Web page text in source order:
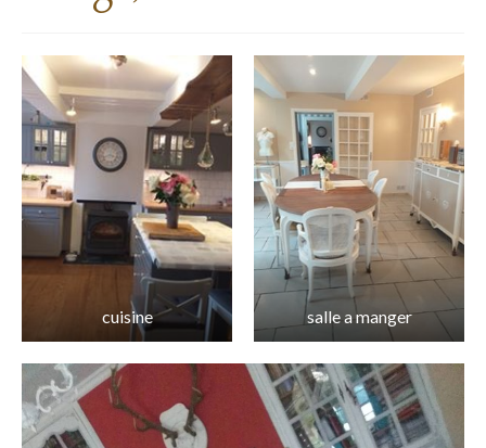
Chambre marie aux portes du parc naturel
Chambre parentale proche des célèbres
grottes du mas d’azil
Appartement 3*
Séjours sur mesure
Séjour en amoureux avec jacuzzi à une
heure de Toulouse;
Séjours en famille
Séjour entre amis en Ariège;
Soirée étape dans la vallée de la Léze :
Equipements extérieurs
cuisine salle a manger